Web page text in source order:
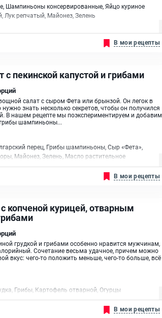
Шампиньоны консервированные, Яйцо куриное
Лук репчатый, Майонез, Зелень
В мои рецепты
с пекинской капустой и грибами
салат с сыром Фета или брынзой. Он легок в
нужно знать несколько секретов, чтобы он получился
В нашем рецепте мы поэкспериментируем и добавим
шампиньоны...
перец, Грибы шампиньоны, Сыр «Фета»‎,
Майонез, Зелень, Масло растительное
В мои рецепты
копченой курицей, отварным
грудкой и грибами особенно нравится мужчинам,
Сочетание весьма удачное, причем можно
вкус: чего-то положить меньше, чего-то больше, всё
Грибы, Картофель отварной, Огурцы
В мои рецепты